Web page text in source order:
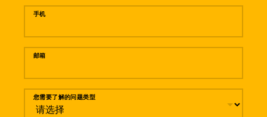
手机
邮箱
您需要了解的问题类型